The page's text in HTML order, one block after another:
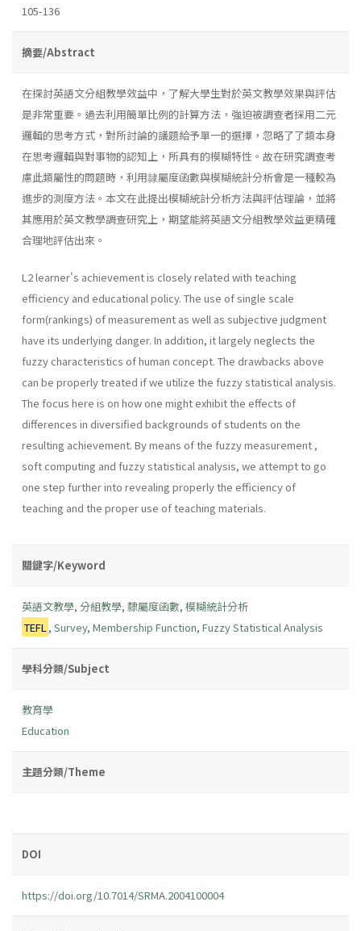
105-136
摘要/Abstract
在探討英語文分組教學效益中，了解大學生對於英文教學效果與評估
是非常重要。過去利用簡單比例的計算方法，強迫被調查者採用二元
邏輯的思考方式，對所討論的議題給予單一的選擇，忽略了了類本身
在思考邏輯與對事物的認知上，所具有的模糊特性。故在研究調查考
慮此類屬性的問題時，利用隷屬度函數與模糊統計分析會是一種較為
進步的測度方法。本文在此提出模糊統計分析方法與評估理論，並將
其應用於英文教學調查研究上，期望能將英語文分組教學效益更精確
合理地評估出來。
L2 learner's achievement is closely related with teaching
efficiency and educational policy. The use of single scale
form(rankings) of measurement as well as subjective judgment
have its underlying danger. In addition, it largely neglects the
fuzzy characteristics of human concept. The drawbacks above
can be properly treated if we utilize the fuzzy statistical analysis.
The focus here is on how one might exhibit the effects of
differences in diversified backgrounds of students on the
resulting achievement. By means of the fuzzy measurement ,
soft computing and fuzzy statistical analysis, we attempt to go
one step further into revealing properly the efficiency of
teaching and the proper use of teaching materials.
關鍵字/Keyword
英語文教學, 分組教學, 隸屬度函數, 模糊統計分析
TEFL ,Survey,Membership Function,Fuzzy Statistical Analysis
學科分類/Subject
教育學
Education
主題分類/Theme
DOI
https://doi.org/10.7014/SRMA.2004100004